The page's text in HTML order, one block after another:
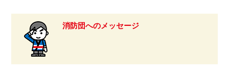
消防団へのメッセージ